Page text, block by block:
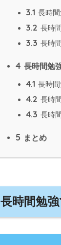
3.1 長時
3.2 長時
3.3 長時
4 長時間勉
4.1 長時
4.2 長時
4.3 長時
5 まとめ
長時間勉